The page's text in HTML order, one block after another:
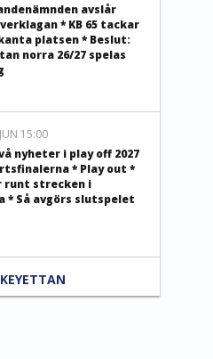
avslår
* KB 65 tackar
platsen * Beslut:
norra 26/27 spelas
15:00
nyheter i play off 2027
* Play out *
runt strecken i
* Så avgörs slutspelet